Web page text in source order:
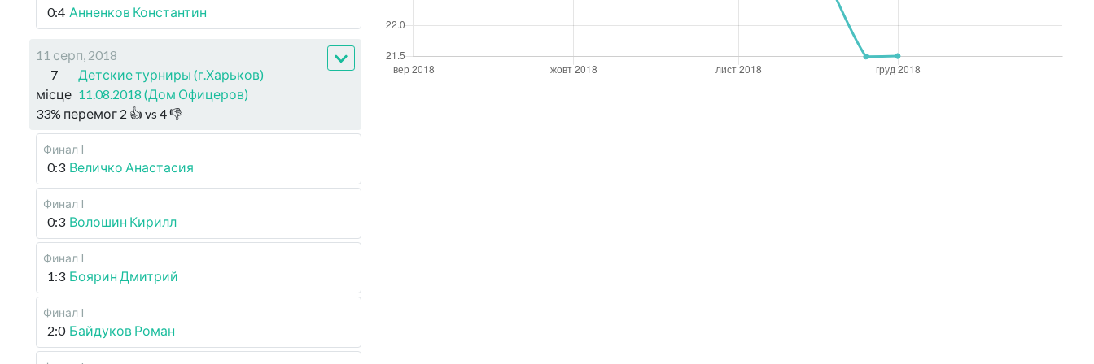
0:4 Анненков Константин
11 серп, 2018
7
місце
Детские турниры (г.Харьков)
11.08.2018 (Дом Офицеров)
33% перемог 2 👍 vs 4👎
Финал I
0:3 Величко Анастасия
Финал I
0:3 Волошин Кирилл
Финал I
1:3 Боярин Дмитрий
Финал I
2:0 Байдуков Роман